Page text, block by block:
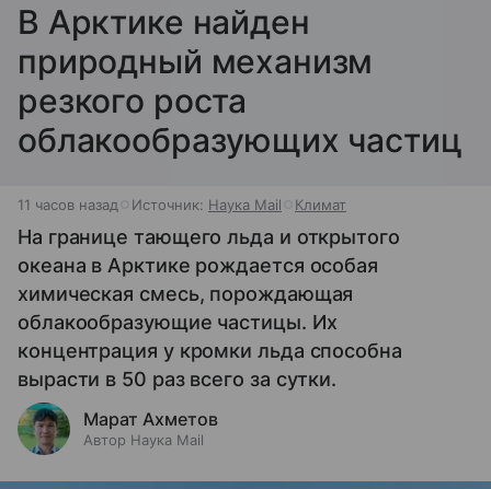
В Арктике найден
природный механизм
резкого роста
облакообразующих частиц
11 часов назад Источник: Наука Mail Климат
На границе тающего льда и открытого
океана в Арктике рождается особая
химическая смесь, порождающая
облакообразующие частицы. Их
концентрация у кромки льда способна
вырасти в 50 раз всего за сутки.
Марат Ахметов
Автор Наука Mail